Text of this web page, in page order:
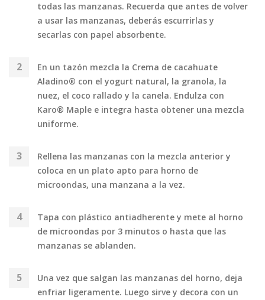
todas las manzanas. Recuerda que antes de volver
a usar las manzanas, deberás escurrirlas y
secarlas con papel absorbente.
En un tazón mezcla la Crema de cacahuate
Aladino® con el yogurt natural, la granola, la
nuez, el coco rallado y la canela. Endulza con
Karo® Maple e integra hasta obtener una mezcla
uniforme.
Rellena las manzanas con la mezcla anterior y
coloca en un plato apto para horno de
microondas, una manzana a la vez.
Tapa con plástico antiadherente y mete al horno
de microondas por 3 minutos o hasta que las
manzanas se ablanden.
Una vez que salgan las manzanas del horno, deja
enfriar ligeramente. Luego sirve y decora con un